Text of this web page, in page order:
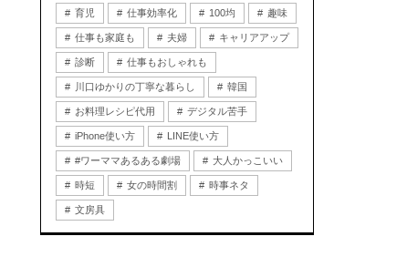
育児 仕事効率化 100均 趣味
仕事も家庭も 夫婦 キャリアアップ
診断 仕事もおしゃれも
川口ゆかりの丁寧な暮らし 韓国
お料理レシピ代用 デジタル苦手
iPhone使い方 LINE使い方
#ワーママあるある劇場 大人かっこいい
時短 女の時間割 時事ネタ
文房具